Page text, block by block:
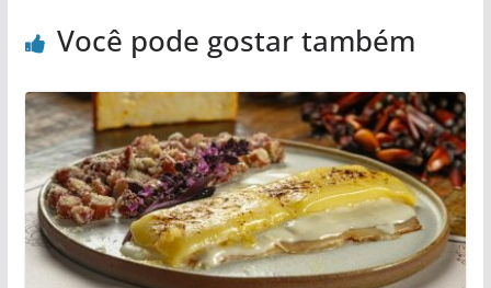
Você pode gostar também